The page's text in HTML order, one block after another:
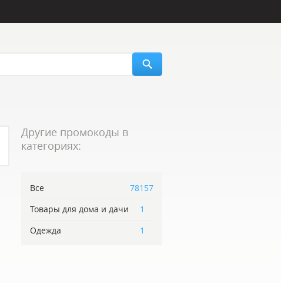
Другие промокоды в
категориях:
Все
78157
Товары для дома и дачи
1
Одежда
1